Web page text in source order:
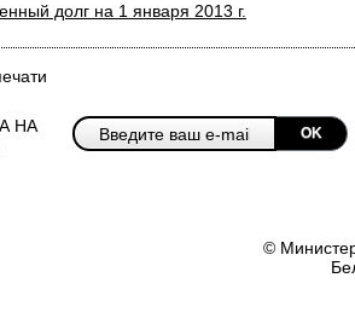
долг на 1 января 2013 г.
НА
OK
©